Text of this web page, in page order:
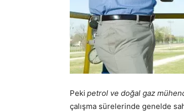
Peki petrol ve doğal gaz
çalışma sürelerinde genelde